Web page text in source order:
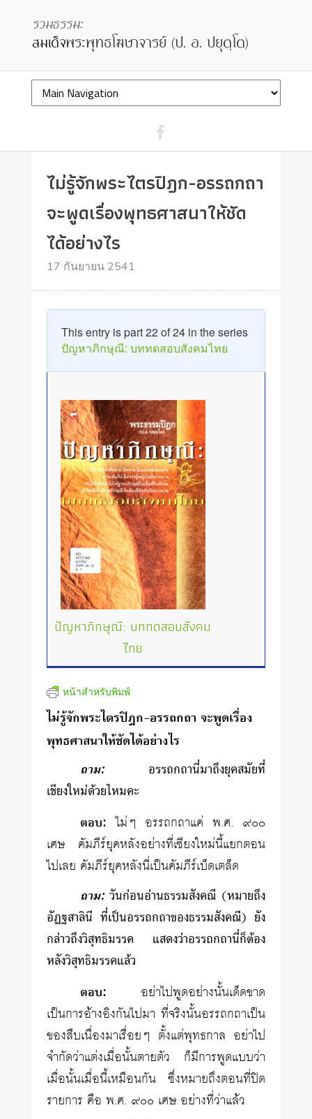
ไม่รู้จักพระไตรปิฎก-อรรถกถา
จะพูดเรื่องพุทธศาสนาให้ชัด
ได้อย่างไร
17 กันยายน 2541
This entry is part 22 of 24 in the series
ปัญหาภิกษุณี: บททดสอบสังคมไทย
ปัญหาภิกษุณี: บททดสอบสังคม
ไทย
หน้าสำหรับพิมพ์
ไม่รู้จักพระไตรปิฎก-อรรถกถา จะพูดเรื่อง
พุทธศาสนาให้ชัดได้อย่างไร
ถาม: อรรถกถานี่มาถึงยุคสมัยที่
เชียงใหม่ด้วยไหมคะ
ตอบ: ไม่ๆ อรรถกถาแค่ พ.ศ. ๙๐๐
เศษ คัมภีร์ยุคหลังอย่างที่เชียงใหม่นี้แยกตอน
ไปเลย คัมภีร์ยุคหลังนี่เป็นคัมภีร์เบ็ดเตล็ด
ถาม: วันก่อนอ่านธรรมสังคณี (หมายถึง
อัฏฐสาลินี ที่เป็นอรรถกถาของธรรมสังคณี) ยัง
กล่าวถึงวิสุทธิมรรค แสดงว่าอรรถกถานี่ก็ต้อง
หลังวิสุทธิมรรคแล้ว
ตอบ: อย่าไปพูดอย่างนั้นเด็ดขาด
เป็นการอ้างอิงกันไปมา ที่จริงนั้นอรรถกถาเป็น
ของสืบเนื่องมาเรื่อยๆ ตั้งแต่พุทธกาล อย่าไป
จำกัดว่าแต่งเมื่อนั้นตายตัว ก็มีการพูดแบบว่า
เมื่อนั้นเมื่อนี้เหมือนกัน ซึ่งหมายถึงตอนที่ปิด
รายการ คือ พ.ศ. ๙๐๐ เศษ อย่างที่ว่าแล้ว